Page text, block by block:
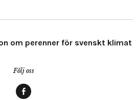
om perenner för svenskt klimat
Följ oss